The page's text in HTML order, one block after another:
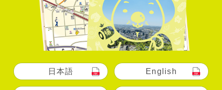
日本語 English